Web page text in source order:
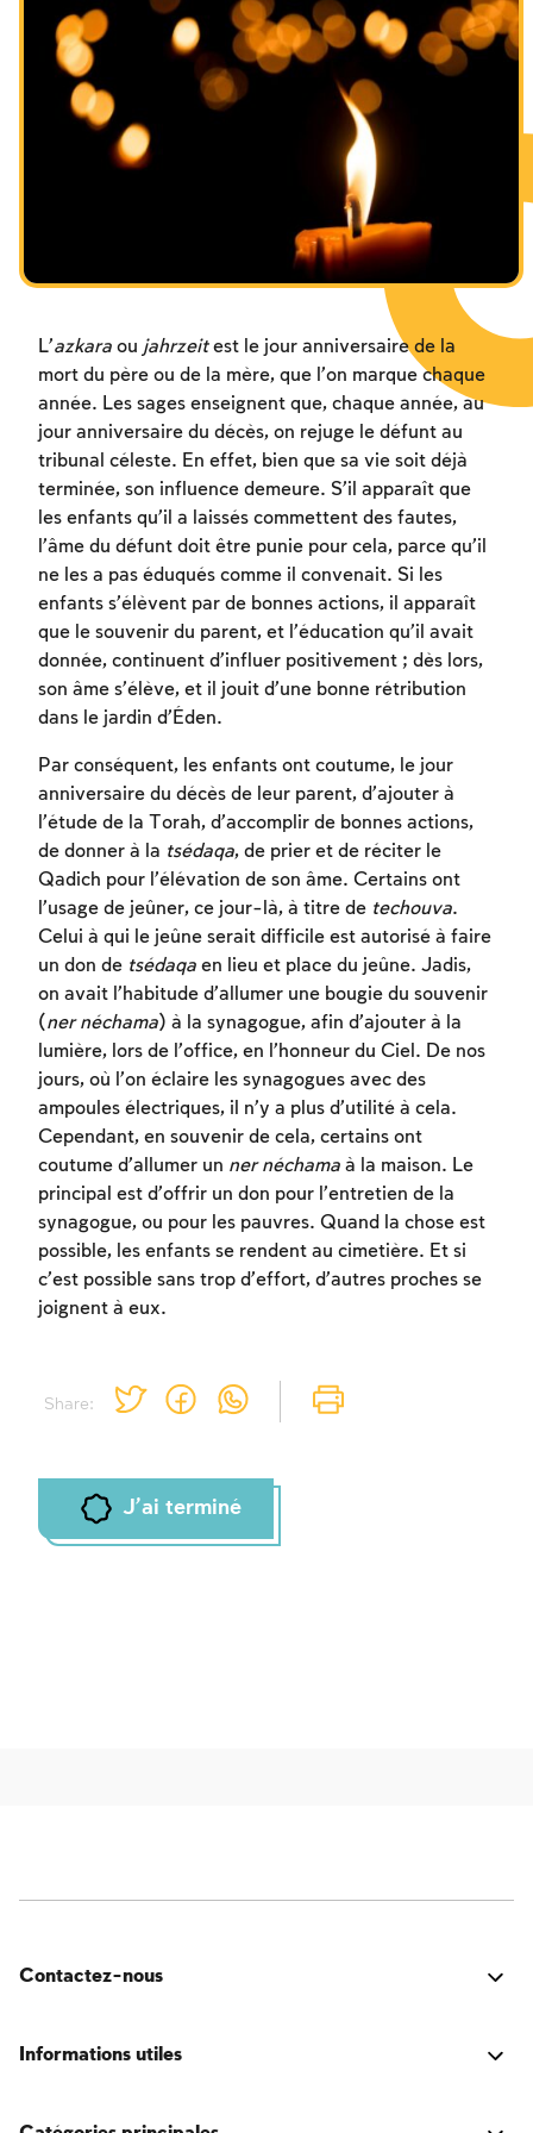
Les jeûnes liés à la destruction du Temple
Hanouca
Pourim
Share:
L’azkara ou jahrzeitest le jour anniversaire de la
mort du père ou de la mère, que l’on marque chaque
année. Les sages enseignent que, chaque année, au
jour anniversaire du décès, on rejuge le défunt au
tribunal céleste. En effet, bien que sa vie soit déjà
terminée, son influence demeure. S’il apparaît que
les enfants qu’il a laissés commettent des fautes,
l’âme du défunt doit être punie pour cela, parce qu’il
ne les a pas éduqués comme il convenait. Si les
enfants s’élèvent par de bonnes actions, il apparaît
que le souvenir du parent, et l’éducation qu’il avait
donnée, continuent d’influer positivement ; dès lors,
son âme s’élève, et il jouit d’une bonne rétribution
dans le jardin d’Éden.
Par conséquent, les enfants ont coutume, le jour
anniversaire du décès de leur parent, d’ajouter à
l’étude de la Torah, d’accomplir de bonnes actions,
de donner à la tsédaqa, de prier et de réciter le
Qadich pour l’élévation de son âme. Certains ont
l’usage de jeûner, ce jour-là, à titre de techouva.
Celui à qui le jeûne serait difficile est autorisé à faire
un don de tsédaqa en lieu et place du jeûne. Jadis,
on avait l’habitude d’allumer une bougie du souvenir
(ner néchama) à la synagogue, afin d’ajouter à la
lumière, lors de l’office, en l’honneur du Ciel. De nos
jours, où l’on éclaire les synagogues avec des
ampoules électriques, il n’y a plus d’utilité à cela.
Cependant, en souvenir de cela, certains ont
coutume d’allumer un ner néchama à la maison. Le
principal est d’offrir un don pour l’entretien de la
synagogue, ou pour les pauvres. Quand la chose est
possible, les enfants se rendent au cimetière. Et si
c’est possible sans trop d’effort, d’autres proches se
joignent à eux.
J'ai terminé
Inscription requise
Afin d'enregistrer ce que vous avez étudié,
vous devez vous connectez ou vous
inscrire.
Inscription Connexion
Contactez-nous
avez une idée d'amélioration ? Nous serions ravis de
Informations utiles